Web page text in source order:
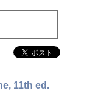
11th ed.